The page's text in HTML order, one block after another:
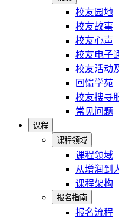
校友园地
校友故事
校友心声
校友电子
校友活动
回馈学苑
校友搜寻
常见问题
课程
课程领域
课程领域
从增润到
课程架构
报名指南
报名流程